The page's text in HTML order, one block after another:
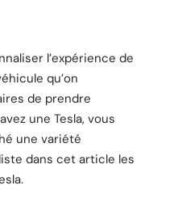
l’expérience de
qu’on
de prendre
une Tesla, vous
une variété
dans cet article les